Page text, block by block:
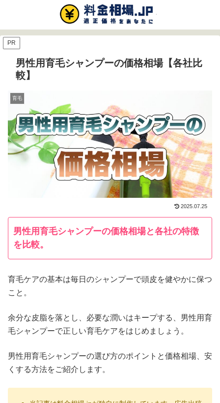
PR
男性用育毛シャンプーの価格相場【各社比
較】
育毛
2025.07.25
男性用育毛シャンプーの価格相場と各社の特徴
を比較。
育毛ケアの基本は毎日のシャンプーで頭皮を健やかに保つ
こと。
余分な皮脂を落とし、必要な潤いはキープする、男性用育
毛シャンプーで正しい育毛ケアをはじめましょう。
男性用育毛シャンプーの選び方のポイントと価格相場、安
くする方法をご紹介します。